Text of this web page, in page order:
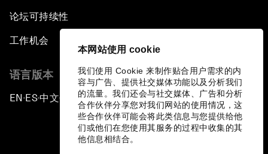
本网站使用 cookie
我们使用 Cookie 来制作贴合用户需求的内
容与广告、提供社交媒体功能以及分析我们
的流量。我们还会与社交媒体、广告和分析
合作伙伴分享您对我们网站的使用情况，这
些合作伙伴可能会将此类信息与您提供给他
们或他们在您使用其服务的过程中收集的其
他信息相结合。
论坛可持续性
工作机会
语言版本
EN ▪ES▪中文▪ 日本語